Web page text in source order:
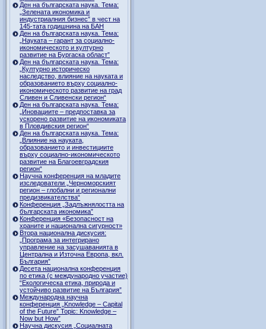
Ден на българската наука. Тема:
„Зелената икономика и
индустриалния бизнес” в чест на
145-тата годишнина на БАН
Ден на българската наука. Тема:
„Науката – гарант за социално-
икономическото и културно
развитие на Бургаска област”
Ден на българската наука. Тема:
„Културно историческо
наследство, влияние на науката и
образованието върху социално-
икономическото развитие на град
Сливен и Сливенски регион“
Ден на българската наука. Тема:
„Иновациите – предпоставка за
ускорено развитие на икономиката
в Пловдивския регион“
Ден на българската наука. Тема:
„Влияние на науката,
образованието и инвестициите
върху социално-икономическото
развитие на Благоевградския
регион“
Научна конференция на младите
изследователи „Черноморският
регион – глобални и регионални
предизвикателства“
Конференция „Задлъжнялостта на
българската икономика”
Конференция «Безопасност на
храните и национална сигурност»
Втора национална дискусия:
„Програма за интегрирано
управление на засушаванията в
Централна и Източна Европа, вкл.
България”
Десета национална конференция
по етика (с международно участие)
“Екологическа етика, природа и
устойчиво развитие на България”
Международна научна
конференция „Knowledge – Capital
of the Future” Topic: Knowledge –
Now but How”
Научна дискусия „Социалната